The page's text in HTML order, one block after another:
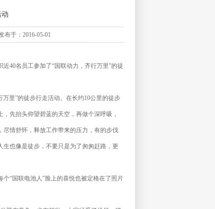
于：2016-05-01
40名员工参加了“国联动力，齐行万里”的徒
里”的徒步行走活动。在长约10公里的徒步
先抬头仰望碧蓝的天空，再做个深呼吸，
情舒怀，释放工作带来的压力，有的步伐
也像是徒步，不要只是为了匆匆赶路，更
“国联电池人”脸上的喜悦也被定格在了照片